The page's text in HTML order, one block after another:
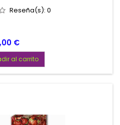
Reseña(s): 0
€
al carrito